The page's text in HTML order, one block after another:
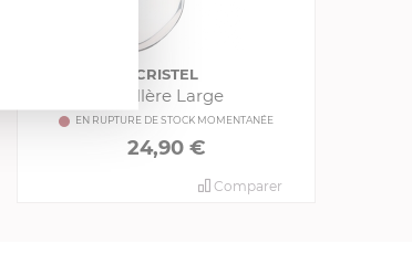
CRISTEL
Cuillère Large
EN RUPTURE DE STOCK MOMENTANÉE
24,90 €
Comparer